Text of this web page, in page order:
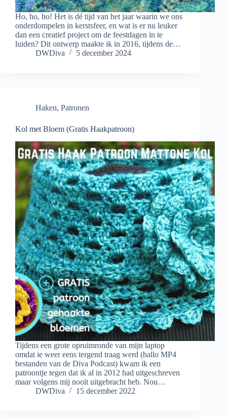
Ho, ho, ho! Het is dé tijd van het jaar waarin we ons
onderdompelen in kerstsfeer, en wat is er nu leuker
dan een creatief project om de feestdagen in te
luiden? Dit ontwerp maakte ik in 2016, tijdens de…
DWDiva
5 december 2024
Haken, Patronen
Kol met Bloem (Gratis Haakpatroon)
Tijdens een grote opruimronde van mijn laptop
omdat ie weer eens tergend traag werd (hallo MP4
bestanden van de Diva Podcast) kwam ik een
patroontje tegen dat ik al in 2012 had uitgeschreven
maar volgens mij nooit uitgebracht heb. Nou…
DWDiva
15 december 2022